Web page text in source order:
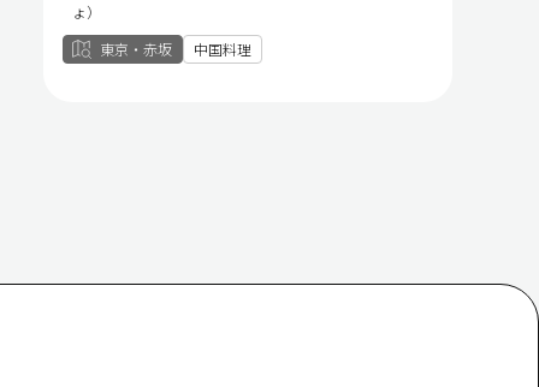
ょ）
東京・赤坂
中国料理